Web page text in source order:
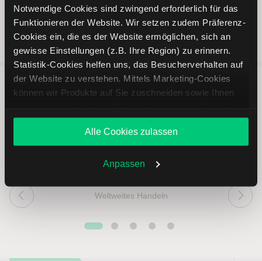
Notwendige Cookies sind zwingend erforderlich für das
Funktionieren der Website. Wir setzen zudem Präferenz-
Cookies ein, die es der Website ermöglichen, sich an
gewisse Einstellungen (z.B. Ihre Region) zu erinnern.
Statistik-Cookies helfen uns, das Besucherverhalten auf
der Website zu verstehen. Mittels Marketing-Cookies
können wir Produkte auf Sie zuschneiden sowie Ihnen
Angebote unterbreiten. Sie entscheiden, welche Cookies
Sie zulassen oder ablehnen. Ihre Entscheidung können
Sie jederzeit in denCookie-Einstellungenändern.
Weitere Infos auch in unsererDatenschutzerklärung
Alle Cookies zulassen
Anpassen
Online Broker LYNX
Weltweites Handeln